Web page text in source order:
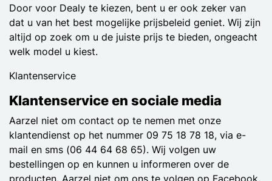
Door voor Dealy te kiezen, bent u er ook zeker van
dat u van het best mogelijke prijsbeleid geniet. Wij zijn
altijd op zoek om u de juiste prijs te bieden, ongeacht
welk model u kiest.
Klantenservice
Klantenservice en sociale media
Aarzel niet om contact op te nemen met onze
klantendienst op het nummer 09 75 18 78 18, via e-
mail en sms (06 44 64 68 65). Wij volgen uw
bestellingen op en kunnen u informeren over de
producten. Aarzel niet om ons te volgen op Facebook,